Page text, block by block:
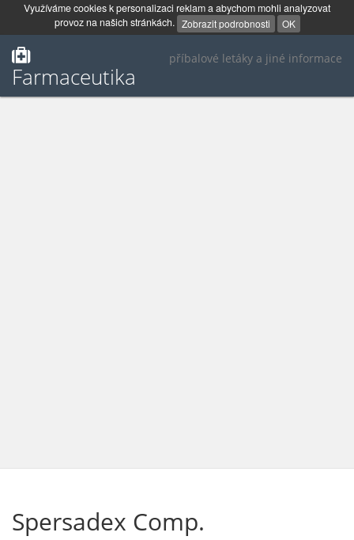
Využíváme cookies k personalizaci reklam a abychom mohli analyzovat
provoz na našich stránkách. Zobrazit podrobnosti OK
příbalové letáky a jiné informace
Farmaceutika
Spersadex Comp.